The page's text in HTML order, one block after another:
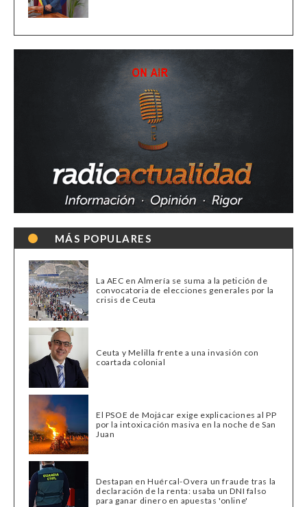
MÁS POPULARES
La AEC en Almería se suma a la petición de
convocatoria de elecciones generales por la
crisis de Ceuta
Ceuta y Melilla frente a una invasión con
coartada colonial
El PSOE de Mojácar exige explicaciones al PP
por la intoxicación masiva en la noche de San
Juan
Destapan en Huércal-Overa un fraude tras la
declaración de la renta: usaba un DNI falso
para ganar dinero en apuestas 'online'